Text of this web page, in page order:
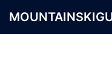
au